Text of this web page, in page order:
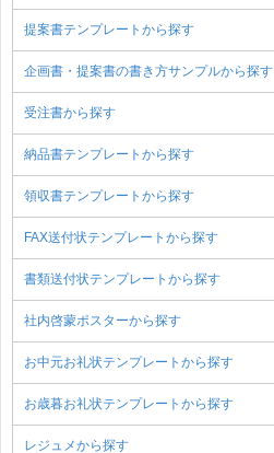
提案書テンプレートから探す
企画書・提案書の書き方サンプルから探す
受注書から探す
納品書テンプレートから探す
領収書テンプレートから探す
FAX送付状テンプレートから探す
書類送付状テンプレートから探す
社内啓蒙ポスターから探す
お中元お礼状テンプレートから探す
お歳暮お礼状テンプレートから探す
レジュメから探す